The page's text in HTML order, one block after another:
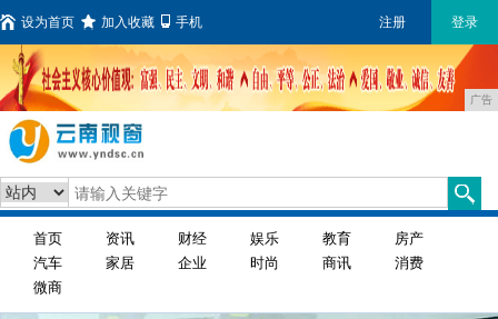
设为首页 加入收藏 手机 注册 登录
广告
首页 资讯 财经 娱乐 教育
房产
汽车
家居 企业 时尚 商讯
消费
微商